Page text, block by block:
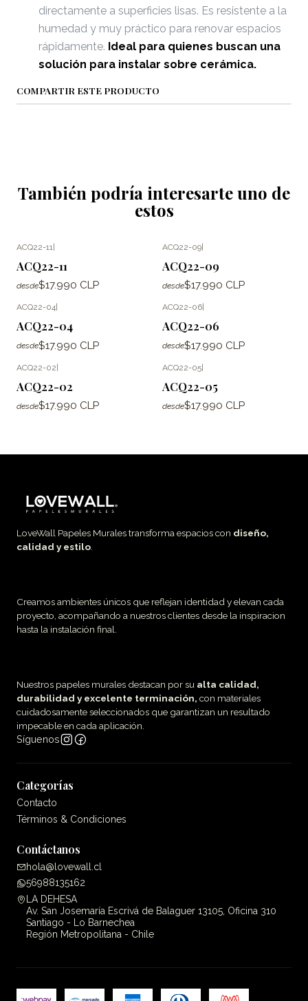
directamente a superficies lisas. Es resistente a la
humedad y muy práctico para renovar espacios
rápidamente. Ideal para quienes buscan una
solución para instalar sobre cerámica.
COMPARTIR ESTE PRODUCTO
También podría interesarte uno de
estos
ACQ22-11
ACQ22-11
desde$17.990 CLP
ACQ22-09
ACQ22-09
desde$17.990 CLP
ACQ22-04
ACQ22-04
desde$17.990 CLP
ACQ22-06
ACQ22-06
desde$17.990 CLP
ACQ22-02|
ACQ22-02
desde$17.990 CLP
ACQ22-05|
ACQ22-05
desde$17.990 CLP
LoveWall Papeles Murales transforma espacios con diseño,
calidad y estilo
Creamos ambientes únicos que reflejan identidad y elevan cada
proyecto, acompañando a nuestros clientes desde la inspiracion
hasta la instalación final.
Nuestros papeles murales destacan por su alta calidad,
durabilidad y excelente terminación, con materiales
cuidadosamente seleccionados que garantizan un resultado
impecable en cada aplicación.
Síguenos
Categorías
Contacto
Términos & Condiciones
Contáctanos
hola@lovewall.cl
56988135162
LA DEHESA
Av. San Josemaría Escrivá de Balaguer 13105, Oficina 310
Santiago - Lo Barnechea
Región Metropolitana - Chile